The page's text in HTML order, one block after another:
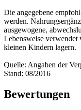
Die angegebene
werden.
ausgewogene,
Lebensweise
kleinen Kindern lagern.
Quelle: Angaben der
Stand: 08/2016
Bewertungen